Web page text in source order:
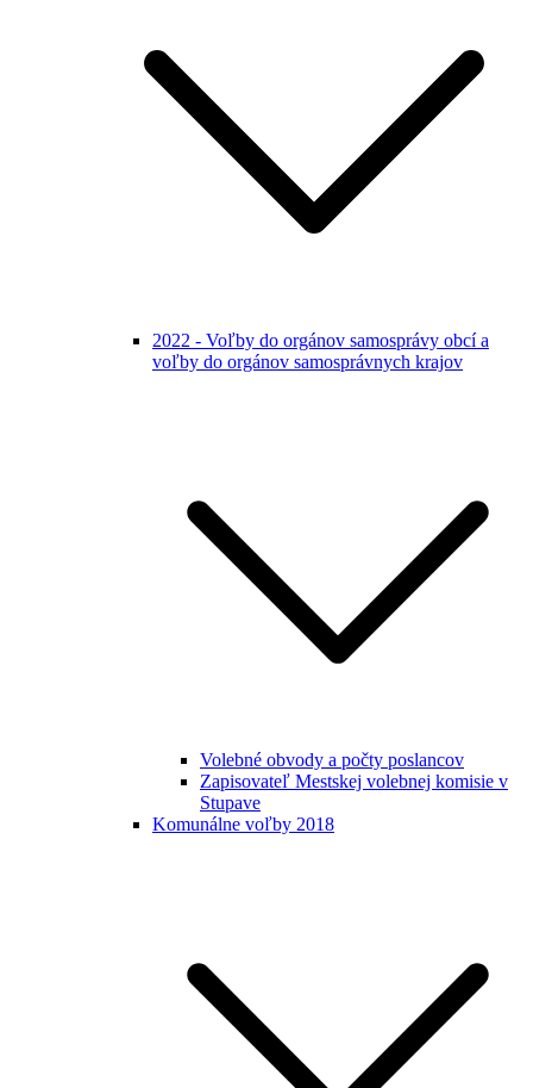
2022 - Voľby do orgánov samosprávy obcí a
voľby do orgánov samosprávnych krajov
Volebné obvody a počty poslancov
Zapisovateľ Mestskej volebnej komisie v
Stupave
Komunálne voľby 2018